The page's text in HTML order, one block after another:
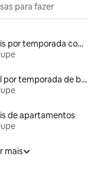
para fazer
Aluguéis por temporada com suítes privativas
Aluguel por temporada de barcos
de apartamentos
mais